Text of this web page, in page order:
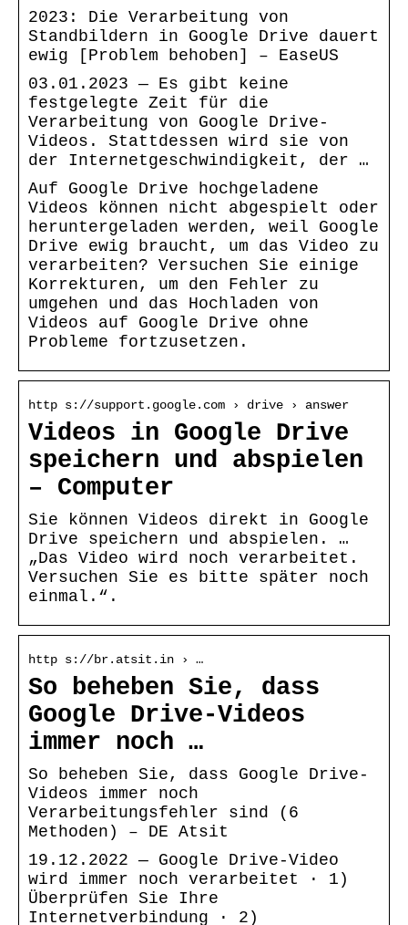
2023: Die Verarbeitung von
Standbildern in Google Drive dauert
ewig [Problem behoben] – EaseUS
03.01.2023 — Es gibt keine
festgelegte Zeit für die
Verarbeitung von Google Drive-
Videos. Stattdessen wird sie von
der Internetgeschwindigkeit, der …
Auf Google Drive hochgeladene
Videos können nicht abgespielt oder
heruntergeladen werden, weil Google
Drive ewig braucht, um das Video zu
verarbeiten? Versuchen Sie einige
Korrekturen, um den Fehler zu
umgehen und das Hochladen von
Videos auf Google Drive ohne
Probleme fortzusetzen.
http s://support.google.com › drive › answer
Videos in Google Drive
speichern und abspielen
– Computer
Sie können Videos direkt in Google
Drive speichern und abspielen. …
„Das Video wird noch verarbeitet.
Versuchen Sie es bitte später noch
einmal.“.
http s://br.atsit.in › …
So beheben Sie, dass
Google Drive-Videos
immer noch …
So beheben Sie, dass Google Drive-
Videos immer noch
Verarbeitungsfehler sind (6
Methoden) – DE Atsit
19.12.2022 — Google Drive-Video
wird immer noch verarbeitet · 1)
Überprüfen Sie Ihre
Internetverbindung · 2)